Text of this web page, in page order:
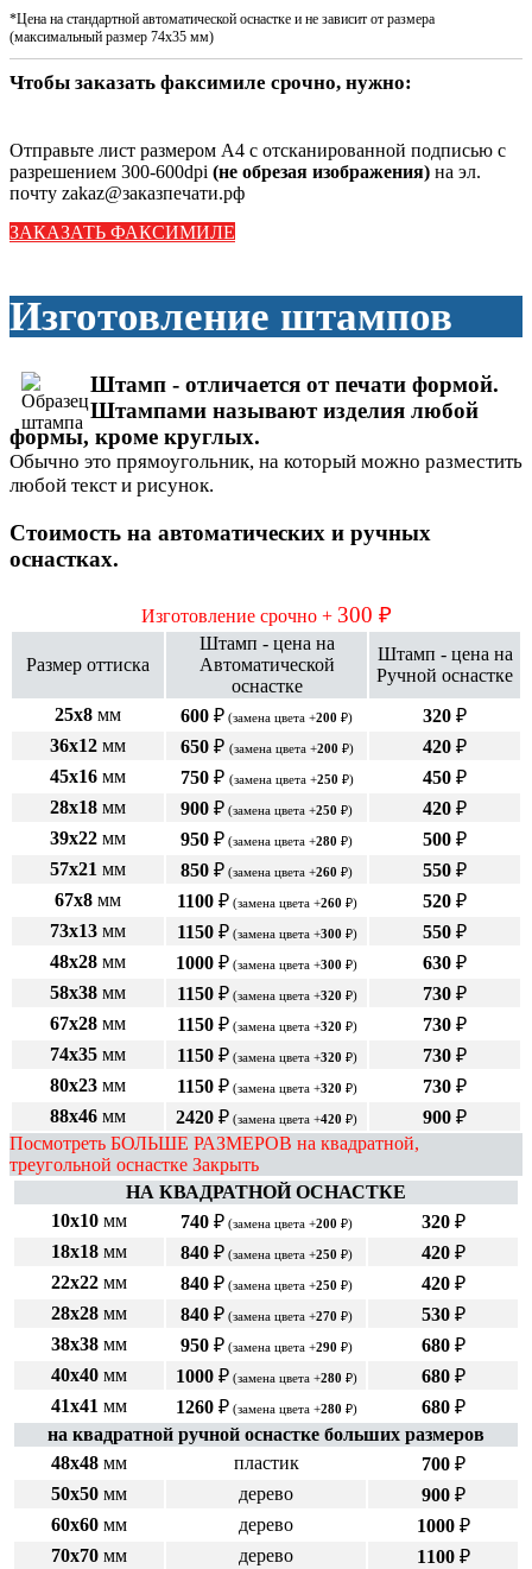
*Цена на стандартной автоматической оснастке и не зависит от размера
(максимальный размер 74х35 мм)
Чтобы заказать факсимиле срочно, нужно:
Отправьте лист размером А4 с отсканированной подписью с
разрешением 300-600dpi (не обрезая изображения) на эл.
почту zakaz@заказпечати.рф
ЗАКАЗАТЬ ФАКСИМИЛЕ
Изготовление штампов
Штамп - отличается от печати формой.
Штампами называют изделия любой
формы, кроме круглых.
Обычно это прямоугольник, на который можно разместить
любой текст и рисунок.
Стоимость на автоматических и ручных
оснастках.
Изготовление срочно + 300 ₽
Размер оттиска
Штамп - цена на
Автоматической
оснастке
Штамп - цена на
Ручной оснастке
25х8 мм 600 ₽ (замена цвета +200 ₽) 320 ₽
36х12 мм 650₽ (замена цвета +200 ₽) 420 ₽
45х16 мм 750₽ (замена цвета +250 ₽) 450 ₽
28х18 мм 900 ₽ (замена цвета +250 ₽) 420 ₽
39х22 мм 950 ₽ (замена цвета +280 ₽) 500 ₽
57х21 мм 850 ₽ (замена цвета +260 ₽) 550 ₽
67х8 мм 1100₽(замена цвета +260 ₽) 520 ₽
73х13 мм 1150₽(замена цвета +300 ₽) 550 ₽
48х28 мм 1000 ₽ (замена цвета +300 ₽) 630 ₽
58х38 мм 1150₽(замена цвета +320 ₽) 730 ₽
67х28 мм 1150₽(замена цвета +320 ₽) 730 ₽
74х35 мм 1150₽(замена цвета +320 ₽) 730 ₽
80х23 мм 1150₽(замена цвета +320 ₽) 730 ₽
88х46 мм 2420 ₽ (замена цвета +420 ₽) 900 ₽
Посмотреть БОЛЬШЕ РАЗМЕРОВ на квадратной,
треугольной оснастке Закрыть
НА КВАДРАТНОЙ ОСНАСТКЕ
10х10 мм 740₽(замена цвета +200 ₽) 320₽
18х18 мм 840₽(замена цвета +250 ₽) 420₽
22х22 мм 840₽(замена цвета +250 ₽) 420₽
28х28 мм 840₽(замена цвета +270 ₽) 530₽
38х38 мм 950₽(замена цвета +290 ₽) 680₽
40х40 мм 1000 ₽(замена цвета +280 ₽) 680₽
41х41 мм 1260₽(замена цвета +280 ₽) 680₽
на квадратной ручной оснастке больших размеров
48х48 мм пластик 700₽
50х50 мм дерево 900₽
60х60 мм дерево 1000₽
70х70 мм дерево 1100₽